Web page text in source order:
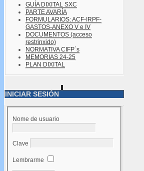
GUÍA DIXITAL SXC
PARTE AVARÍA
FORMULARIOS: ACF-IRPF-
GASTOS-ANEXO V e IV
DOCUMENTOS (acceso
restrinxido)
NORMATIVA CIFP´s
MEMORIAS 24-25
PLAN DIXITAL
INICIAR SESIÓN
Nome de usuario
Clave
Lembrarme